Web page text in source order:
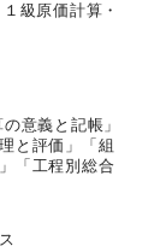
級原価計算・
意義と記帳」
と評価」「組
「工程別総合